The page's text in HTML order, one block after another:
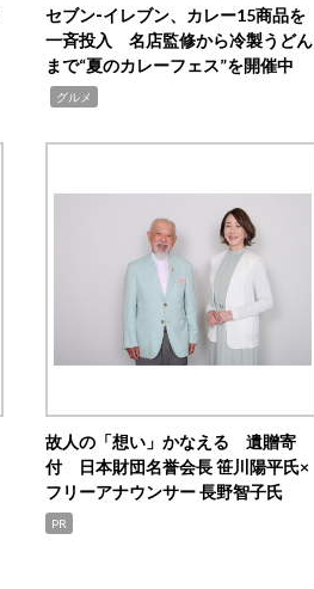
セブン‐イレブン、カレー15商品を
一斉投入 名店監修から冷製うどん
まで“夏のカレーフェス”を開催中
グルメ
故人の「想い」かなえる 遺贈寄
付 日本財団名誉会長 笹川陽平氏×
フリーアナウンサー 長野智子氏
PR